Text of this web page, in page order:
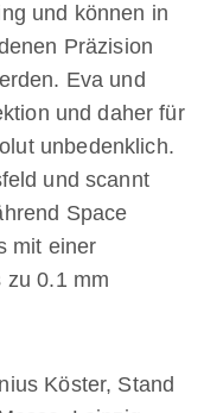
und können in
Präzision
Eva und
und daher für
unbedenklich.
und scannt
Space
mit einer
zu 0.1 mm
Köster, Stand